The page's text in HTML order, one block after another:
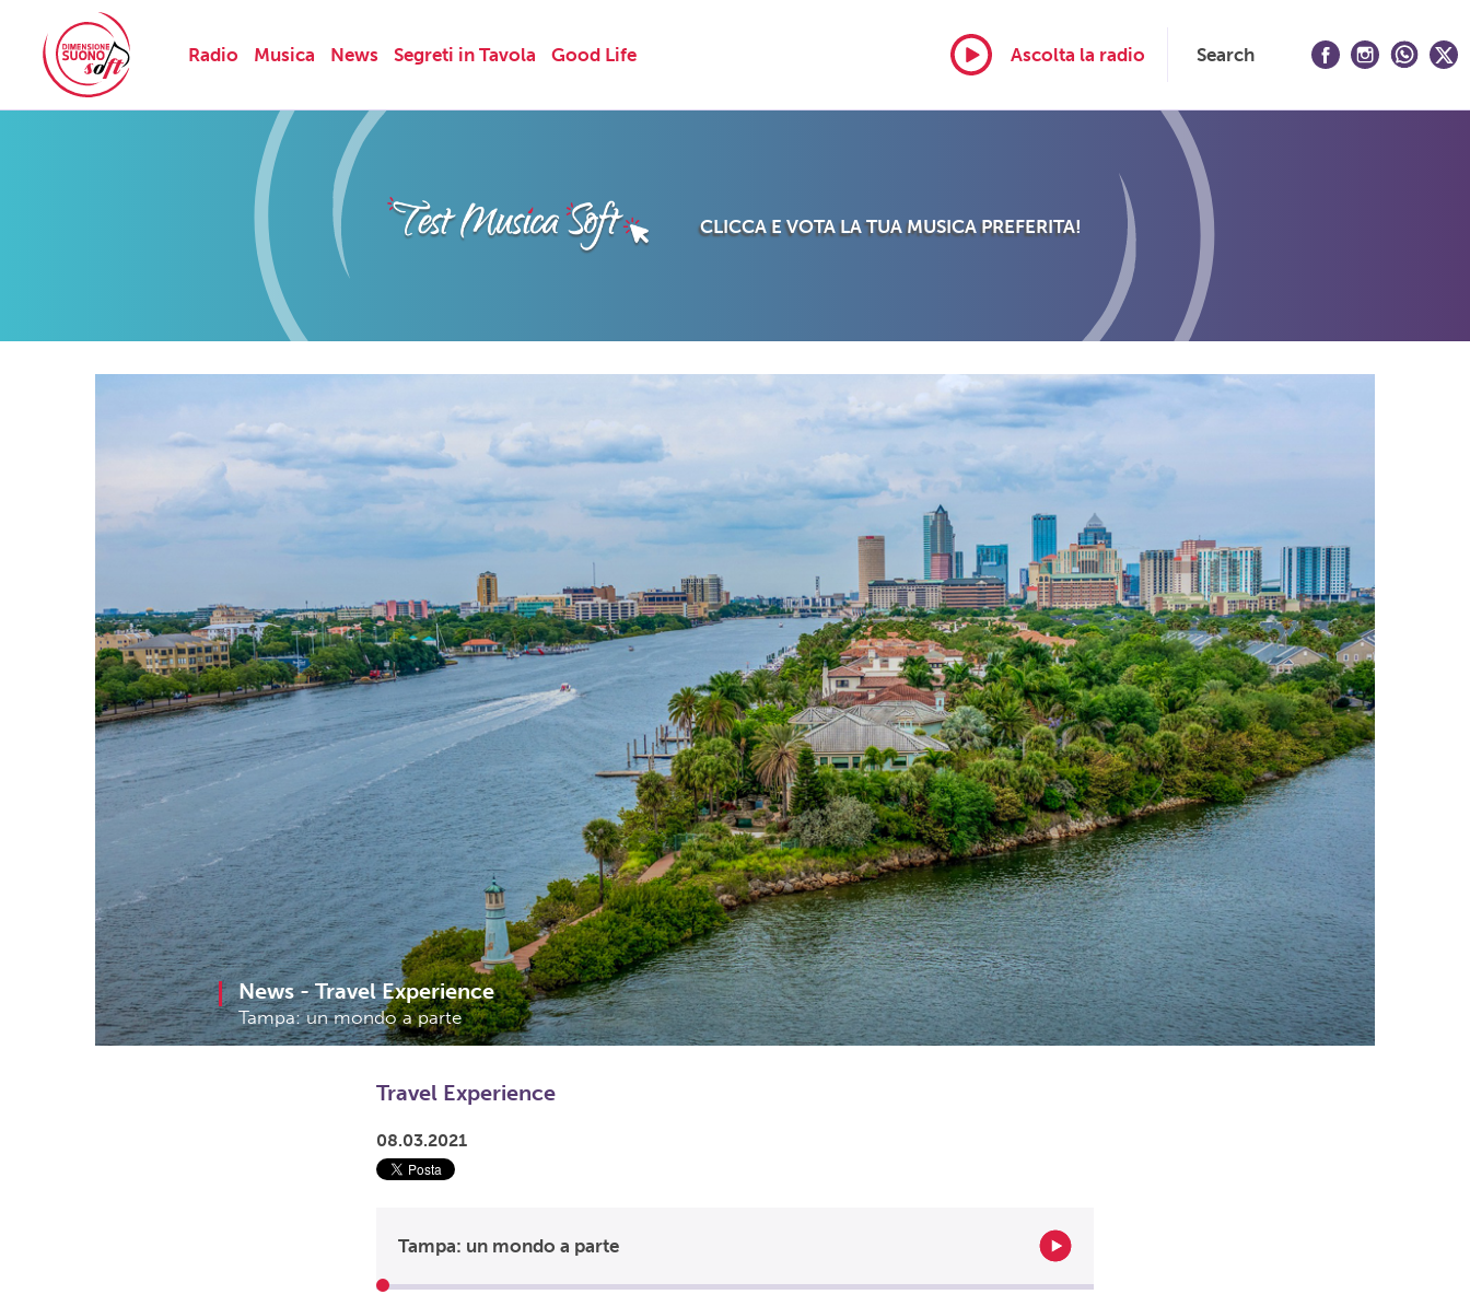
Radio Musica News Segreti in Tavola Good Life Ascolta la radio Search
CLICCA E VOTA LA TUA MUSICA PREFERITA!
News -Travel Experience
Tampa: un mondo a parte
Travel Experience
08.03.2021
Tampa: un mondo a parte